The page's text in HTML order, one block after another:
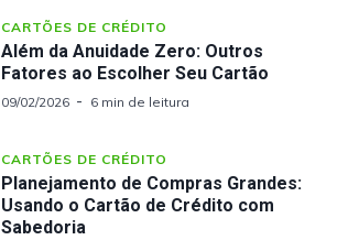
CARTÕES DE CRÉDITO
Além da Anuidade Zero: Outros
Fatores ao Escolher Seu Cartão
09/02/2026 6 min de leitura
CARTÕES DE CRÉDITO
Planejamento de Compras Grandes:
Usando o Cartão de Crédito com
Sabedoria